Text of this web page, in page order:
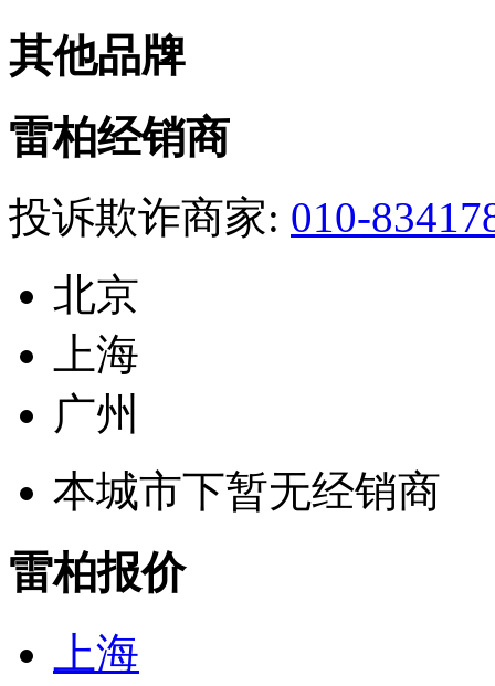
其他品牌
雷柏经销商
投诉欺诈商家: 010-
北京
上海
广州
本城市下暂无经销商
雷柏报价
上海